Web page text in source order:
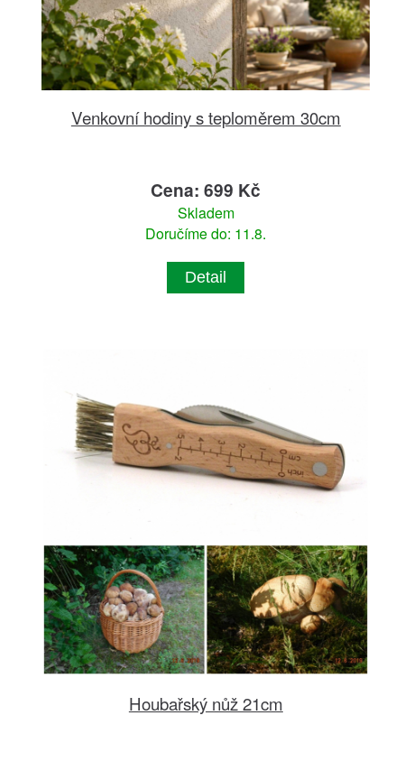
Venkovní hodiny s teploměrem 30cm
Cena: 699 Kč
Skladem
Doručíme do: 11.8.
Detail
Houbařský nůž 21cm